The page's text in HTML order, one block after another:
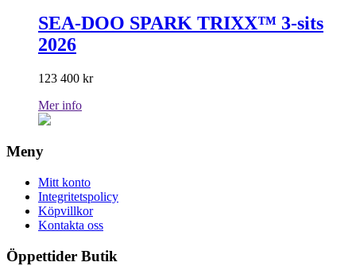
SEA-DOO SPARK TRIXX™ 3-sits
2026
123 400 kr
Mer info
Meny
Mitt konto
Integritetspolicy
Köpvillkor
Kontakta oss
Öppettider Butik